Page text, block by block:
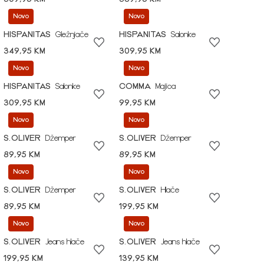
Novo
HISPANITAS
Gležnjače
349,95 KM
Novo
HISPANITAS
Salonke
309,95 KM
Novo
HISPANITAS
Salonke
309,95 KM
Novo
COMMA
Majica
99,95 KM
Novo
S.OLIVER
Džemper
89,95 KM
Novo
S.OLIVER
Džemper
89,95 KM
Novo
S.OLIVER
Džemper
89,95 KM
Novo
S.OLIVER
Hlače
199,95 KM
Novo
S.OLIVER
Jeans hlače
199,95 KM
Novo
S.OLIVER
Jeans hlače
139,95 KM